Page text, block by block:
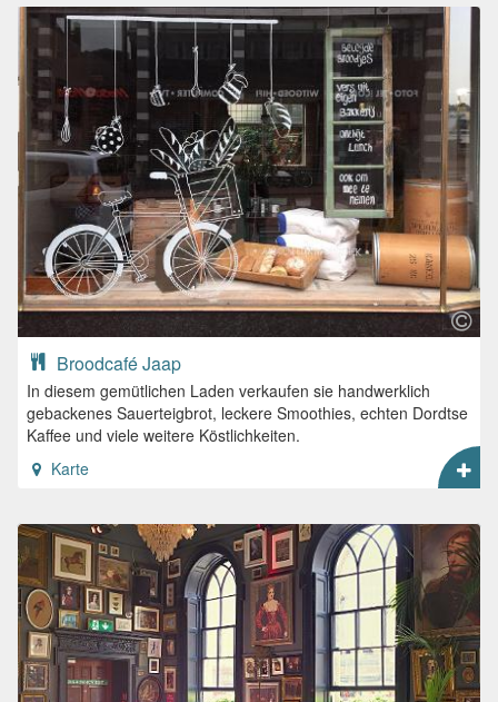
Broodcafé Jaap
In diesem gemütlichen Laden verkaufen sie handwerklich
gebackenes Sauerteigbrot, leckere Smoothies, echten Dordtse
Kaffee und viele weitere Köstlichkeiten.
Karte